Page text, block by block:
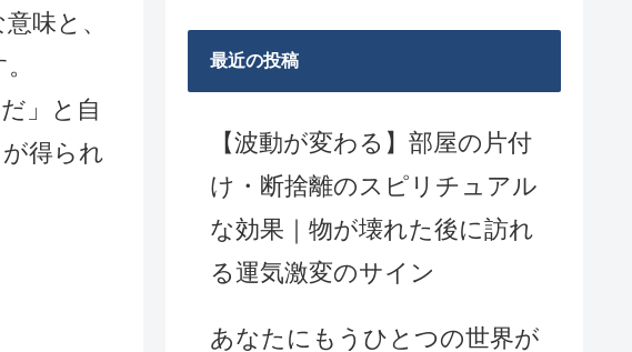
味と、
」と自
得られ
最近の投稿
【波動が変わる】部屋の片付
け・断捨離のスピリチュアル
な効果｜物が壊れた後に訪れ
る運気激変のサイン
あなたにもうひとつの世界が